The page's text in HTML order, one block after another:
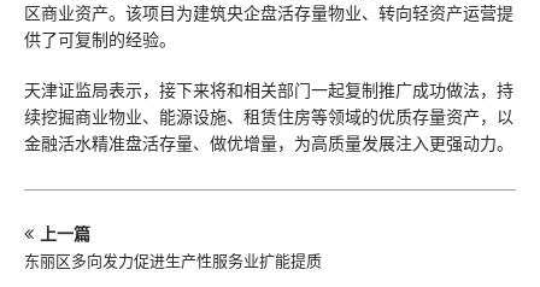
区商业资产。该项目为建筑央企盘活存量物业、转向轻资产运营提
供了可复制的经验。
天津证监局表示，接下来将和相关部门一起复制推广成功做法，持
续挖掘商业物业、能源设施、租赁住房等领域的优质存量资产，以
金融活水精准盘活存量、做优增量，为高质量发展注入更强动力。
上一篇
东丽区多向发力促进生产性服务业扩能提质